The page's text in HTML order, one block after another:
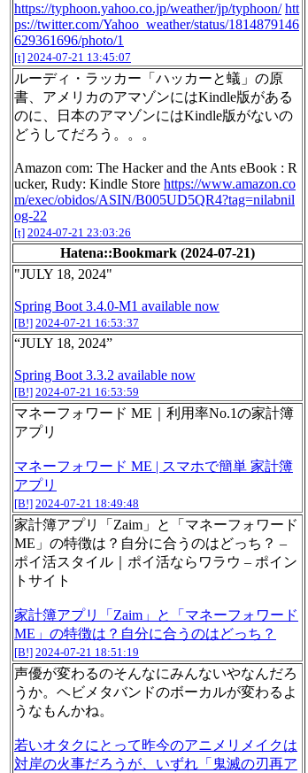
https://typhoon.yahoo.co.jp/weather/jp/typhoon/ htt
ps://twitter.com/Yahoo_weather/status/1814879146
629361696/photo/1
[t] 2024-07-21 13:45:07
ルーディ・ラッカー「ハッカーと蟻」の原
書、アメリカのアマゾンにはKindle版がある
のに、日本のアマゾンにはKindle版がないの
どうしてだろう。。。
Amazon com: The Hacker and the Ants eBook : R
ucker, Rudy: Kindle Store https://www.amazon.co
m/exec/obidos/ASIN/B005UD5QR4?tag=nilabnil
og-22
[t] 2024-07-21 23:03:26
Hatena::Bookmark (2024-07-21)
"JULY 18, 2024"
Spring Boot 3.4.0-M1 available now
[B!] 2024-07-21 16:53:37
“JULY 18, 2024”
Spring Boot 3.3.2 available now
[B!] 2024-07-21 16:53:59
マネーフォワード ME｜利用率No.1の家計簿
アプリ
マネーフォワード ME | スマホで簡単 家計簿
アプリ
[B!] 2024-07-21 18:49:48
家計簿アプリ「Zaim」と「マネーフォワード
ME」の特徴は？自分に合うのはどっち？ –
ポイ活スタイル｜ポイ活ならワラウ – ポイン
トサイト
家計簿アプリ「Zaim」と「マネーフォワード
ME」の特徴は？自分に合うのはどっち？
[B!] 2024-07-21 18:51:19
声優が変わるのそんなにみんないやなんだろ
うか。ヘビメタバンドのボーカルが変わるよ
うなもんかね。
若いオタクにとって昨今のアニメリメイクは
対岸の火事だろうが、いずれ「鬼滅の刃再ア